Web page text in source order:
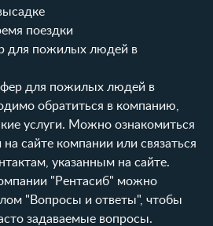
поездки
для пожилых людей в
для пожилых людей в
обратиться в компанию,
услуги. Можно ознакомиться
сайте компании или связаться
указанным на сайте.
"Рентасиб" можно
"Вопросы и ответы", чтобы
задаваемые вопросы.